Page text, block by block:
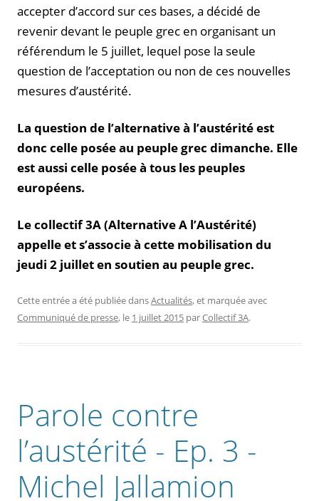
accepter d’accord sur ces bases, a décidé de
revenir devant le peuple grec en organisant un
référendum le 5 juillet, lequel pose la seule
question de l’acceptation ou non de ces nouvelles
mesures d’austérité.
La question de l’alternative à l’austérité est
donc celle posée au peuple grec dimanche. Elle
est aussi celle posée à tous les peuples
européens.
Le collectif 3A (Alternative A l’Austérité)
appelle et s’associe à cette mobilisation du
jeudi 2 juillet en soutien au peuple grec.
Cette entrée a été publiée dansActualités, et marquée avec
Communiqué de presse, le 1 juillet 2015 parCollectif 3A.
Parole contre
l’austérité - Ep. 3 -
Michel Jallamion